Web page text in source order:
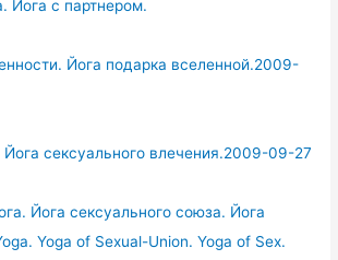
Йога с партнером.
Йога подарка вселенной.2009-
Йога сексуального влечения.2009-09-27
Йога сексуального союза. Йога
Yoga of Sexual-Union. Yoga of Sex.